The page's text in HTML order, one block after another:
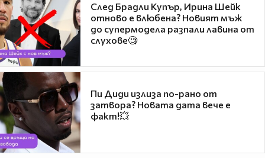
След Брадли Купър, Ирина Шейк
отново е влюбена? Новият мъж
до супермодела разпали лавина от
слухове🧐
Пи Диди излиза по-рано от
затвора? Новата дата вече е
факт!💥